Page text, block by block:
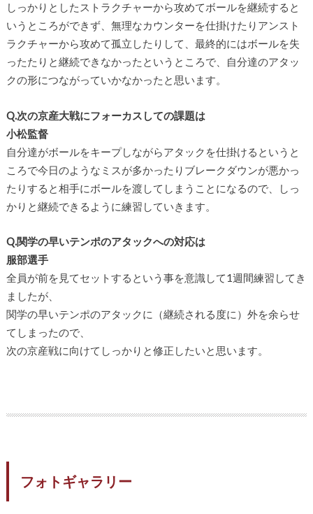
しっかりとしたストラクチャーから攻めてボールを継続すると
いうところができず、無理なカウンターを仕掛けたりアンスト
ラクチャーから攻めて孤立したりして、最終的にはボールを失
ったたりと継続できなかったというところで、自分達のアタッ
クの形につながっていかなかったと思います。
Q.次の京産大戦にフォーカスしての課題は
小松監督
自分達がボールをキープしながらアタックを仕掛けるというと
ころで今日のようなミスが多かったりブレークダウンが悪かっ
たりすると相手にボールを渡してしまうことになるので、しっ
かりと継続できるように練習していきます。
Q.関学の早いテンポのアタックへの対応は
服部選手
全員が前を見てセットするという事を意識して1週間練習してき
ましたが、
関学の早いテンポのアタックに（継続される度に）外を余らせ
てしまったので、
次の京産戦に向けてしっかりと修正したいと思います。
フォトギャラリー